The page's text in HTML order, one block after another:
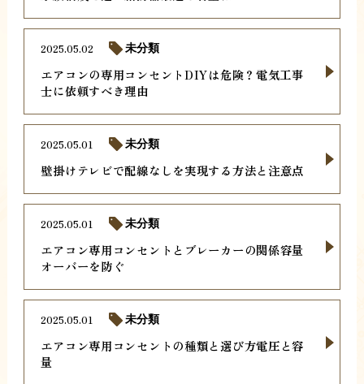
エアコンの専用コンセントDIYは危険？電気工事
士に依頼すべき理由
2025.05.02 未分類
壁掛けテレビで配線なしを実現する方法と注意点
2025.05.01 未分類
エアコン専用コンセントとブレーカーの関係容量
オーバーを防ぐ
2025.05.01 未分類
エアコン専用コンセントの種類と選び方電圧と容
量
2025.05.01 未分類